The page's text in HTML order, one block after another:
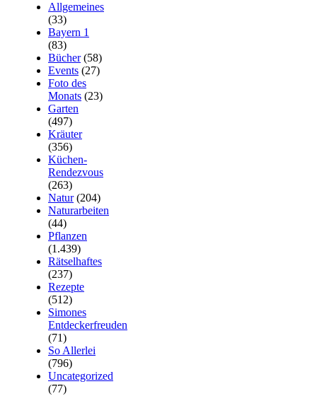
Allgemeines
(33)
Bayern 1
(83)
Bücher(58)
Events (27)
Foto des
Monats (23)
Garten
(497)
Kräuter
(356)
Küchen-
Rendezvous
(263)
Natur(204)
Naturarbeiten
(44)
Pflanzen
(1.439)
Rätselhaftes
(237)
Rezepte
(512)
Simones
Entdeckerfreuden
(71)
So Allerlei
(796)
Uncategorized
(77)